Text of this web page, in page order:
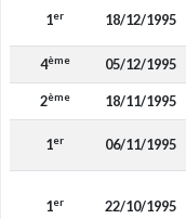
1er 18/12/1995
4ème 05/12/1995
2ème 18/11/1995
1er 06/11/1995
1er 22/10/1995